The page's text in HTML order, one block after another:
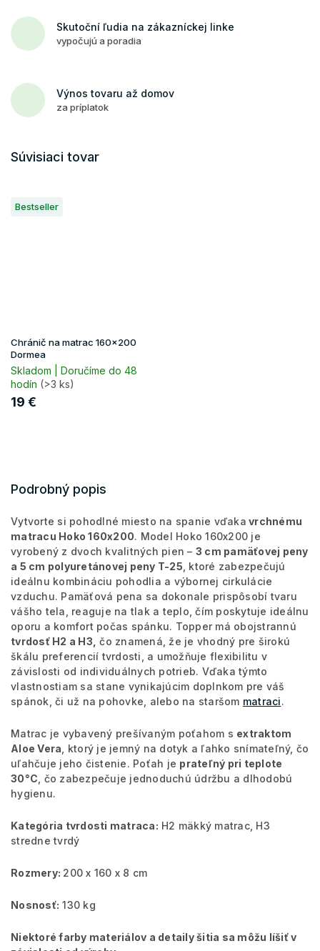
Skutoční ľudia na zákazníckej linke
vypočujú a poradia
Výnos tovaru až domov
za príplatok
Súvisiaci tovar
Bestseller
Chránič na matrac 160x200
Dormea
Skladom | Doručíme do 48
hodín (>3 ks)
19 €
Podrobný popis
Vytvorte si pohodlné miesto na spanie vďaka vrchnému
matracu Hoko 160x200. Model Hoko 160x200 je
vyrobený z dvoch kvalitných pien – 3 cm pamäťovej peny
a 5 cm polyuretánovej peny T-25 , ktoré zabezpečujú
ideálnu kombináciu pohodlia a výbornej cirkulácie
vzduchu. Pamäťová pena sa dokonale prispôsobí tvaru
vášho tela, reaguje na tlak a teplo, čím poskytuje ideálnu
oporu a komfort počas spánku. Topper má obojstrannú
tvrdosť H2 a H3, čo znamená, že je vhodný pre širokú
škálu preferencií tvrdosti, a umožňuje flexibilitu v
závislosti od individuálnych potrieb. Vďaka týmto
vlastnostiam sa stane vynikajúcim doplnkom pre váš
spánok, či už na pohovke, alebo na staršom matraci.
Matrac je vybavený prešívaným poťahom s extraktom
Aloe Vera , ktorý je jemný na dotyk a ľahko snímateľný, čo
uľahčuje jeho čistenie. Poťah je prateľný pri teplote
30°C , čo zabezpečuje jednoduchú údržbu a dlhodobú
hygienu.
Kategória tvrdosti matraca: H2 mäkký matrac, H3
stredne tvrdý
Rozmery: 200 x 160 x 8 cm
Nosnosť: 130 kg
Niektoré farby materiálov a detaily šitia sa môžu líšiť v